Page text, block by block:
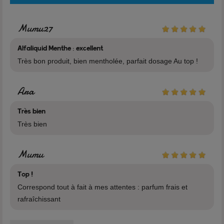
Caractéristiques
Marque: Alfaliquid
Gamme:
Alfaliquid Original
Nicotine: 0mg - 3mg - 6mg - 11mg - 16mg
Composition
76% Propylène Glycol
Arôme
Avertissement
Dangereux - Respecter les précautions d'emploi
Mumu27
Alfaliquid Menthe : excellent
Très bon produit, bien mentholée, parfait dosage Au top !
Ara
Très bien
Très bien
Mumu
Top !
Correspond tout à fait à mes attentes : parfum frais et
rafraîchissant